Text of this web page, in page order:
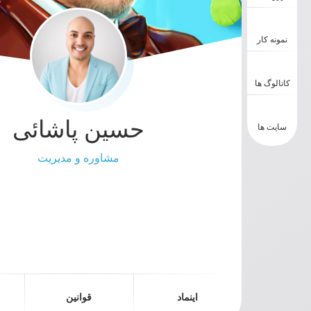
نمونه کار
کاتالوگ ها
سایت ها حسین پاشائی
مشاوره و مدیریت
اینماد قوانین